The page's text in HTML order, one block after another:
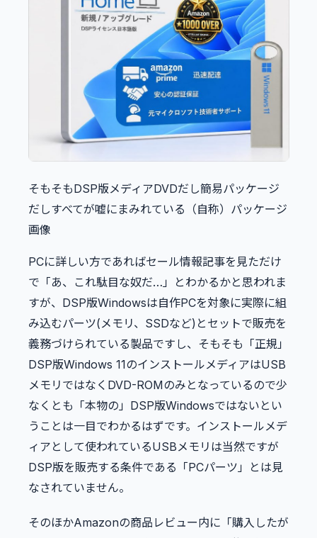
そもそもDSP版メディアDVDだし簡易パッケージ
だしすべてが嘘にまみれている（自称）パッケージ
画像
PCに詳しい方であればセール情報記事を見ただけ
で「あ、これ駄目な奴だ…」とわかるかと思われま
すが、DSP版Windowsは自作PCを対象に実際に組
み込むパーツ(メモリ、SSDなど)とセットで販売を
義務づけられている製品ですし、そもそも「正規」
DSP版Windows 11のインストールメディアはUSB
メモリではなくDVD-ROMのみとなっているので少
なくとも「本物の」DSP版Windowsではないとい
うことは一目でわかるはずです。インストールメデ
ィアとして使われているUSBメモリは当然ですが
DSP版を販売する条件である「PCパーツ」とは見
なされていません。
そのほかAmazonの商品レビュー内に「購入したが